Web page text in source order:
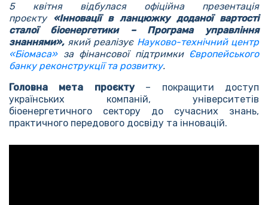
5 квітня
відбулася офіційна презентація
проєкту «Інновації в ланцюжку доданої вартості
сталої біоенергетики – Програма управління
знаннями»,який реалізує Науково-технічний центр
«Біомаса»за фінансової підтримки Європейського
банку реконструкції та розвитку.
Головна мета проєкту– покращити доступ
українських компаній, університетів
біоенергетичного сектору до сучасних знань,
практичного передового досвіду та інновацій.